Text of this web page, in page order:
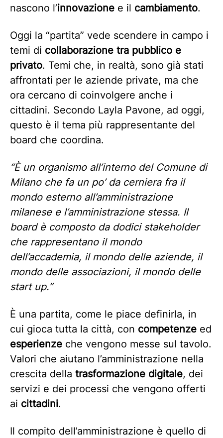
nascono l’innovazione e il cambiamento.
Oggi la “partita” vede scendere in campo i
temi di collaborazione tra pubblico e
privato. Temi che, in realtà, sono già stati
affrontati per le aziende private, ma che
ora cercano di coinvolgere anche i
cittadini. Secondo Layla Pavone, ad oggi,
questo è il tema più rappresentante del
board che coordina.
“È un organismo all’interno del Comune di
Milano che fa un po’ da cerniera fra il
mondo esterno all’amministrazione
milanese e l’amministrazione stessa. Il
board è composto da dodici stakeholder
che rappresentano il mondo
dell’accademia, il mondo delle aziende, il
mondo delle associazioni, il mondo delle
start up.”
È una partita, come le piace definirla, in
cui gioca tutta la città, con competenze ed
esperienze che vengono messe sul tavolo.
Valori che aiutano l’amministrazione nella
crescita della trasformazione digitale, dei
servizi e dei processi che vengono offerti
ai cittadini.
Il compito dell’amministrazione è quello di